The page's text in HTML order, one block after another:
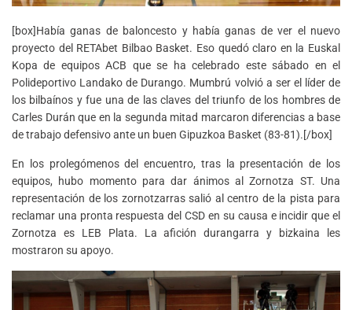
[box]Había ganas de baloncesto y había ganas de ver el nuevo
proyecto del RETAbet Bilbao Basket. Eso quedó claro en la Euskal
Kopa de equipos ACB que se ha celebrado este sábado en el
Polideportivo Landako de Durango. Mumbrú volvió a ser el líder de
los bilbaínos y fue una de las claves del triunfo de los hombres de
Carles Durán que en la segunda mitad marcaron diferencias a base
de trabajo defensivo ante un buen Gipuzkoa Basket (83-81).[/box]
En los prolegómenos del encuentro, tras la presentación de los
equipos, hubo momento para dar ánimos al Zornotza ST. Una
representación de los zornotzarras salió al centro de la pista para
reclamar una pronta respuesta del CSD en su causa e incidir que el
Zornotza es LEB Plata. La afición durangarra y bizkaina les
mostraron su apoyo.